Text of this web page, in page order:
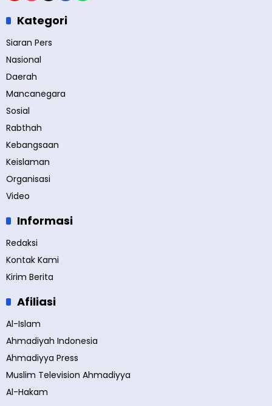
Kategori
Siaran Pers
Nasional
Daerah
Mancanegara
Sosial
Rabthah
Kebangsaan
Keislaman
Organisasi
Video
Informasi
Redaksi
Kontak Kami
Kirim Berita
Afiliasi
Al-Islam
Ahmadiyah Indonesia
Ahmadiyya Press
Muslim Television Ahmadiyya
Al-Hakam